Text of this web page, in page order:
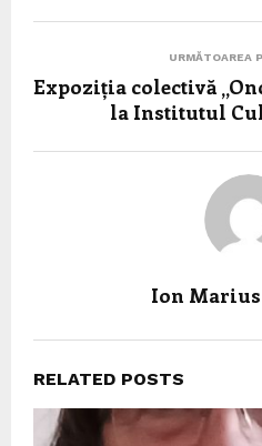
URMĂTOAREA
Expoziția colectivă
la Institutul
Ion
RELATED POSTS